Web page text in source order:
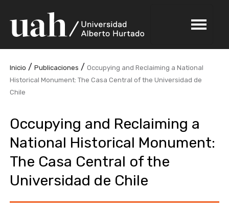
Inicio /Publicaciones /Occupying and Reclaiming a National
Historical Monument: The Casa Central of the Universidad de
Chile
Occupying and Reclaiming a
National Historical Monument:
The Casa Central of the
Universidad de Chile